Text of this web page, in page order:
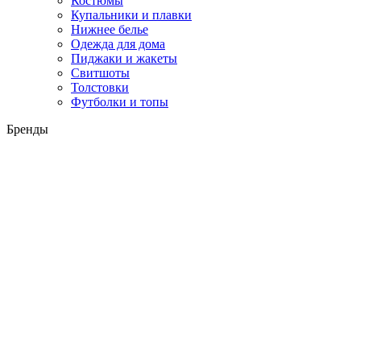
Купальники и плавки
Нижнее белье
Одежда для дома
Пиджаки и жакеты
Свитшоты
Толстовки
Футболки и топы
Бренды